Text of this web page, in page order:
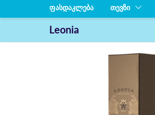
ᲤᲐᲡᲓᲐᲙᲚᲔᲑᲐ ᲗᲔᲕᲖᲘ
Leonia